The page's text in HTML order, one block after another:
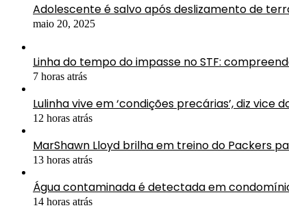
Adolescente é salvo após deslizamento de
maio 20, 2025
Linha do tempo do impasse no STF:
7 horas atrás
Lulinha vive em ‘condições precárias’, diz vice
12 horas atrás
MarShawn Lloyd brilha em treino do Packers
13 horas atrás
Água contaminada é detectada em
14 horas atrás